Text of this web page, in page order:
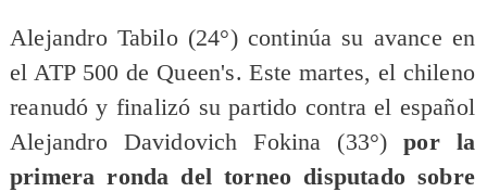
Alejandro Tabilo (24°) continúa su avance en
el ATP 500 de Queen's. Este martes, el chileno
reanudó y finalizó su partido contra el español
Alejandro Davidovich Fokina (33°)por la
primera ronda del torneo disputado sobre